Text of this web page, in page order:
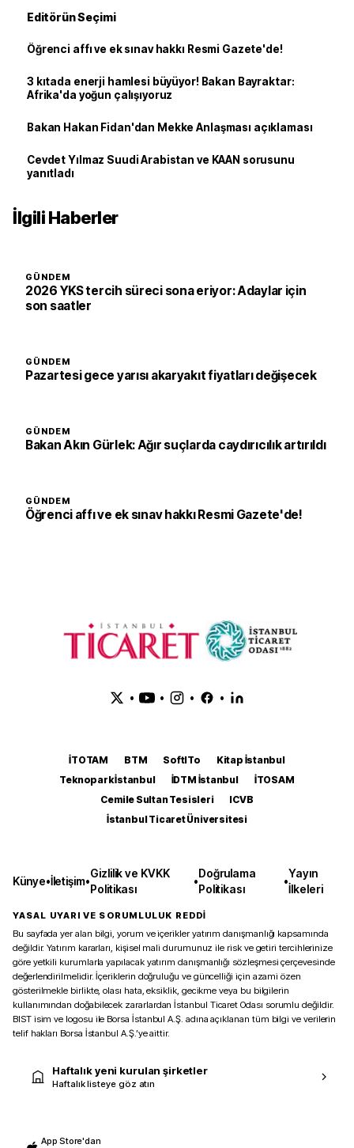
Editörün Seçimi
Öğrenci affı ve ek sınav hakkı Resmi Gazete'de!
3 kıtada enerji hamlesi büyüyor! Bakan Bayraktar:
Afrika'da yoğun çalışıyoruz
Bakan Hakan Fidan'dan Mekke Anlaşması açıklaması
Cevdet Yılmaz Suudi Arabistan ve KAAN sorusunu
yanıtladı
İlgili Haberler
GÜNDEM
2026 YKS tercih süreci sona eriyor: Adaylar için
son saatler
GÜNDEM
Pazartesi gece yarısı akaryakıt fiyatları değişecek
GÜNDEM
Bakan Akın Gürlek: Ağır suçlarda caydırıcılık artırıldı
GÜNDEM
Öğrenci affı ve ek sınav hakkı Resmi Gazete'de!
• • • •
İTOTAM BTM SoftITo
Kitap İstanbul
Teknopark İstanbul
İDTM İstanbul
İTOSAM
Cemile Sultan Tesisleri
ICVB
İstanbul Ticaret Üniversitesi
Künye•İletişim•
Gizlilik ve KVKK
Politikası
•
Doğrulama
Politikası
•
Yayın
İlkeleri
YASAL UYARI VE SORUMLULUK REDDİ
Bu sayfada yer alan bilgi, yorum ve içerikler yatırım danışmanlığı kapsamında
değildir. Yatırım kararları, kişisel mali durumunuz ile risk ve getiri tercihlerinize
göre yetkili kurumlarla yapılacak yatırım danışmanlığı sözleşmesi çerçevesinde
değerlendirilmelidir. İçeriklerin doğruluğu ve güncelliği için azami özen
gösterilmekle birlikte, olası hata, eksiklik, gecikme veya bu bilgilerin
kullanımından doğabilecek zararlardan İstanbul Ticaret Odası sorumlu değildir.
BIST isim ve logosu ile Borsa İstanbul A.Ş. adına açıklanan tüm bilgi ve verilerin
telif hakları Borsa İstanbul A.Ş.’ye aittir.
Haftalık yeni kurulan şirketler
Haftalık listeye göz atın
App Store'dan